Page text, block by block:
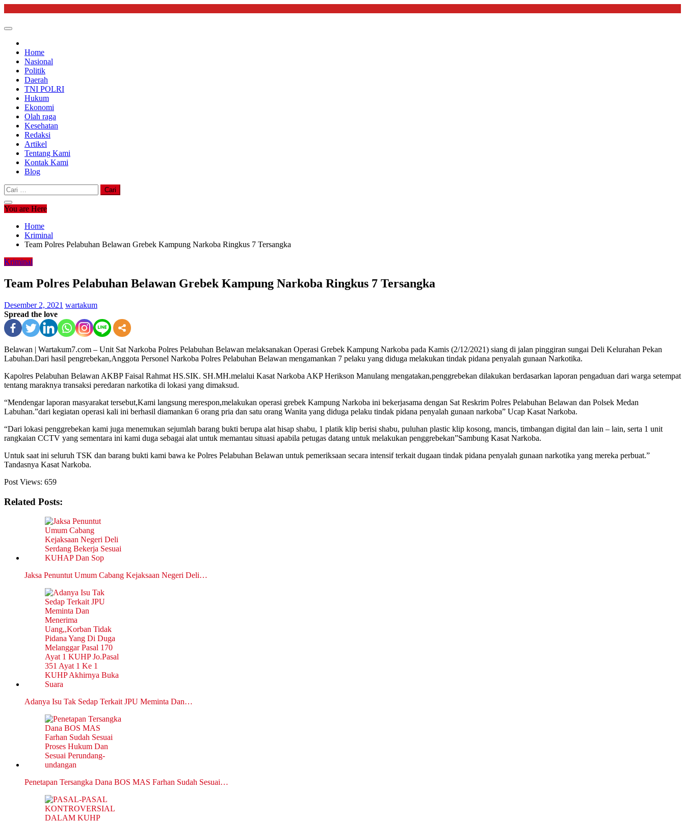
content
Home
Nasional
Politik
Daerah
TNI POLRI
Hukum
Ekonomi
Olah raga
Kesehatan
Redaksi
Artikel
Tentang Kami
Kontak Kami
Blog
Cari
untuk:
You are Here
Home
Kriminal
Team Polres Pelabuhan Belawan Grebek Kampung Narkoba Ringkus 7 Tersangka
Kriminal
Team Polres Pelabuhan Belawan Grebek Kampung Narkoba Ringkus 7 Tersangka
Desember 2, 2021 wartakum
Spread the love
Belawan | Wartakum7.com – Unit Sat Narkoba Polres Pelabuhan Belawan melaksanakan Operasi Grebek Kampung Narkoba pada Kamis (2/12/2021) siang di jalan pinggiran sungai Deli Kelurahan Pekan
Labuhan.Dari hasil pengrebekan,Anggota Personel Narkoba Polres Pelabuhan Belawan mengamankan 7 pelaku yang diduga melakukan tindak pidana penyalah gunaan Narkotika.
Kapolres Pelabuhan Belawan AKBP Faisal Rahmat HS.SIK. SH.MH.melalui Kasat Narkoba AKP Herikson Manulang mengatakan,penggrebekan dilakukan berdasarkan laporan pengaduan dari warga setempat
tentang maraknya transaksi peredaran narkotika di lokasi yang dimaksud.
“Mendengar laporan masyarakat tersebut,Kami langsung merespon,melakukan operasi grebek Kampung Narkoba ini bekerjasama dengan Sat Reskrim Polres Pelabuhan Belawan dan Polsek Medan
Labuhan.”dari kegiatan operasi kali ini berhasil diamankan 6 orang pria dan satu orang Wanita yang diduga pelaku tindak pidana penyalah gunaan narkoba” Ucap Kasat Narkoba.
“Dari lokasi penggrebekan kami juga menemukan sejumlah barang bukti berupa alat hisap shabu, 1 platik klip berisi shabu, puluhan plastic klip kosong, mancis, timbangan digital dan lain – lain, serta 1 unit
rangkaian CCTV yang sementara ini kami duga sebagai alat untuk memantau situasi apabila petugas datang untuk melakukan penggrebekan”Sambung Kasat Narkoba.
Untuk saat ini seluruh TSK dan barang bukti kami bawa ke Polres Pelabuhan Belawan untuk pemeriksaan secara intensif terkait dugaan tindak pidana penyalah gunaan narkotika yang mereka perbuat.”
Tandasnya Kasat Narkoba.
Post Views: 659
Related Posts:
Jaksa Penuntut Umum Cabang Kejaksaan Negeri Deli…
Adanya Isu Tak Sedap Terkait JPU Meminta Dan…
Penetapan Tersangka Dana BOS MAS Farhan Sudah Sesuai…